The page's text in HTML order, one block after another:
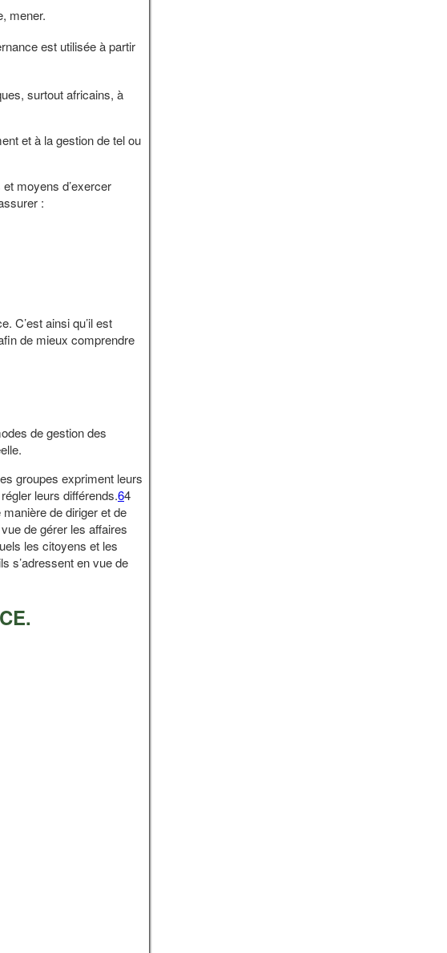
mener.
est utilisée à partir
surtout africains, à
et à la gestion de tel ou
moyens d’exercer
:
C’est ainsi qu’il est
de mieux comprendre
de gestion des
groupes expriment leurs
leurs différends.64
de diriger et de
de gérer les affaires
les citoyens et les
s’adressent en vue de